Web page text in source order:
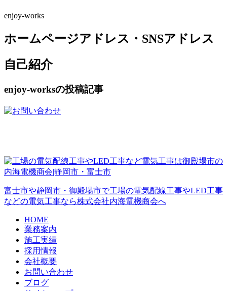
enjoy-works
ホームページアドレス・SNSアドレス
自己紹介
enjoy-worksの投稿記事
富士市や静岡市・御殿場市で工場の電気配線工事やLED工事
などの電気工事なら株式会社内海電機商会へ
HOME
業務案内
施工実績
採用情報
会社概要
お問い合わせ
ブログ